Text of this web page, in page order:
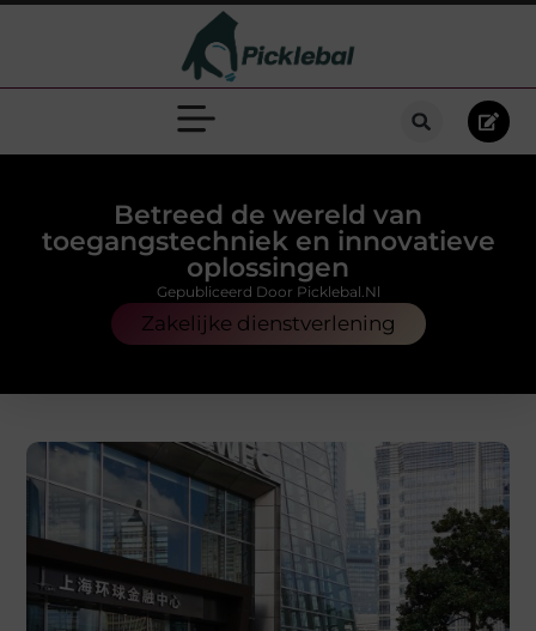
Betreed de wereld van
toegangstechniek en innovatieve
oplossingen
Zakelijke dienstverlening
Gepubliceerd Door Picklebal.nl